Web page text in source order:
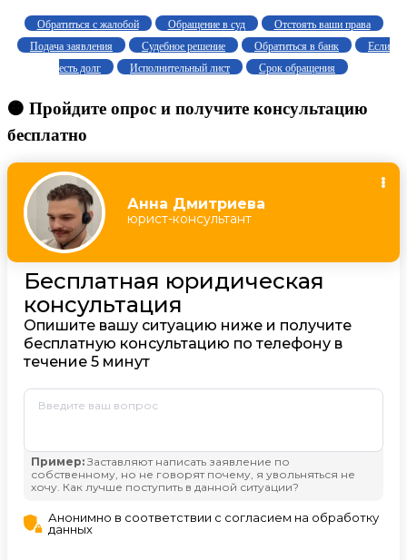
Обратиться с жалобой Обращение в суд
Отстоять ваши права
Подача заявления
Судебное решение Обратиться в банк
Если
есть долг
Исполнительный лист Срок обращения
🟠 Пройдите опрос и получите консультацию
бесплатно